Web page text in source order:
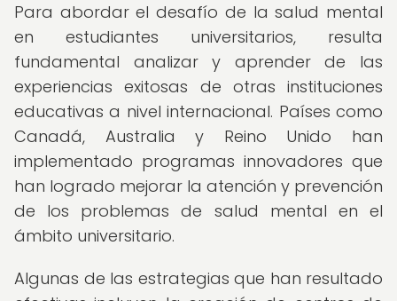
Para abordar el desafío de la salud mental
en estudiantes universitarios, resulta
fundamental analizar y aprender de las
experiencias exitosas de otras instituciones
educativas a nivel internacional. Países como
Canadá, Australia y Reino Unido han
implementado programas innovadores que
han logrado mejorar la atención y prevención
de los problemas de salud mental en el
ámbito universitario.
Algunas de las estrategias que han resultado